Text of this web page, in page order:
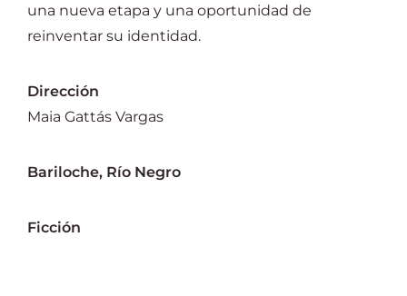
una nueva etapa y una oportunidad de
reinventar su identidad.
Dirección
Maia Gattás Vargas
Bariloche, Río Negro
Ficción